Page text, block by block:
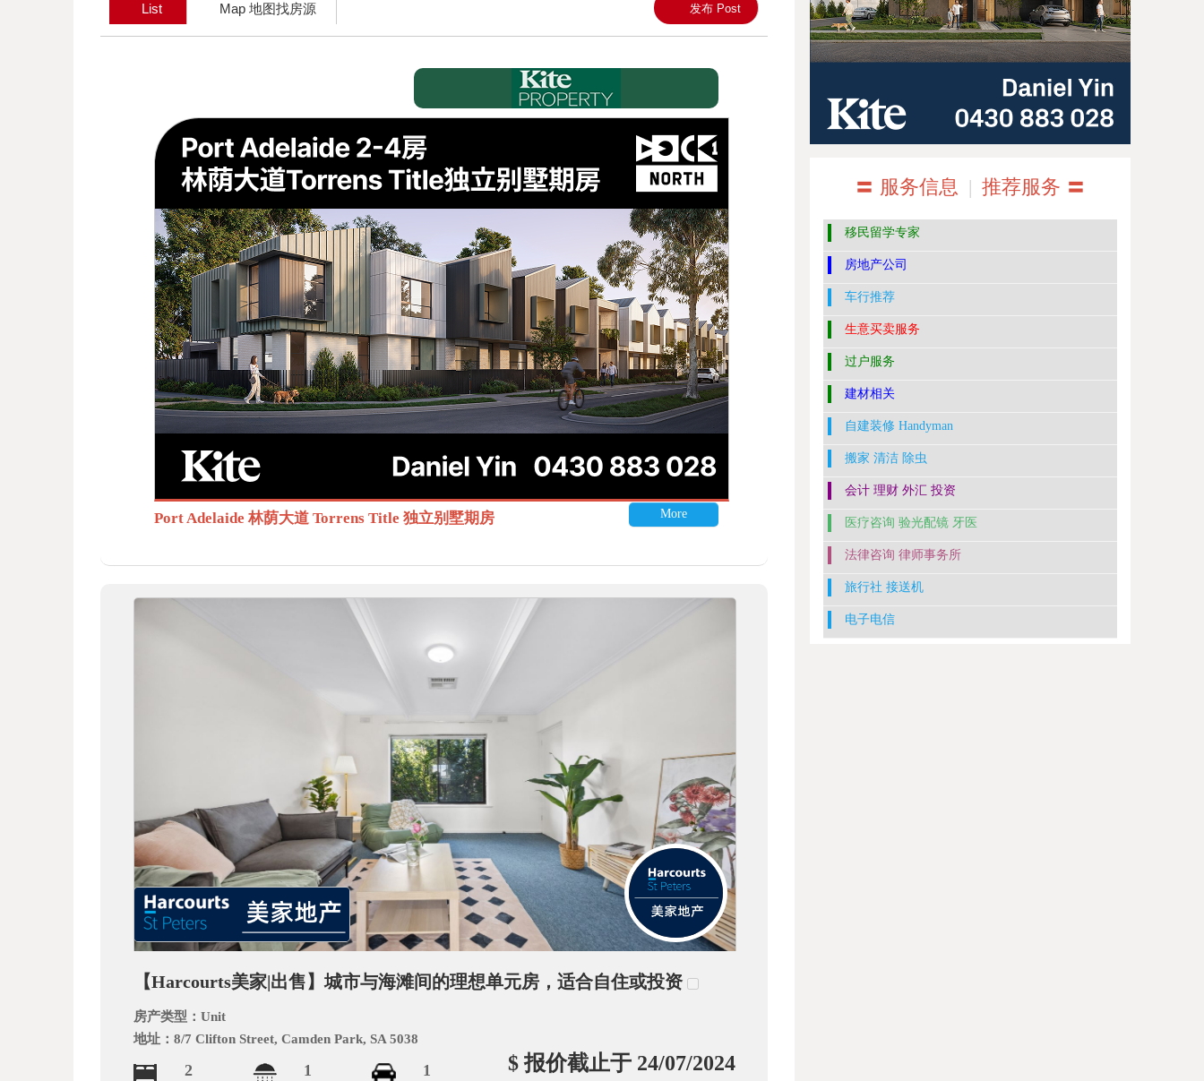
List Map 地图找房源 发布 Post
Port Adelaide 林荫大道 Torrens Title 独立别墅期房 More
【Harcourts美家|出售】城市与海滩间的理想单元房，适合自住或投资
房产类型：Unit
地址：8/7 Clifton Street, Camden Park, SA 5038
2 1 1
$ 报价截止于 24/07/2024
〓 服务信息 | 推荐服务 〓
移民留学专家
房地产公司
车行推荐
生意买卖服务
过户服务
建材相关
自建装修 Handyman
搬家 清洁 除虫
会计 理财 外汇 投资
医疗咨询 验光配镜 牙医
法律咨询 律师事务所
旅行社 接送机
电子电信